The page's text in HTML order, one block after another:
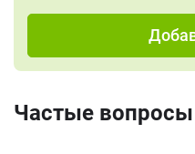
Частые вопросы